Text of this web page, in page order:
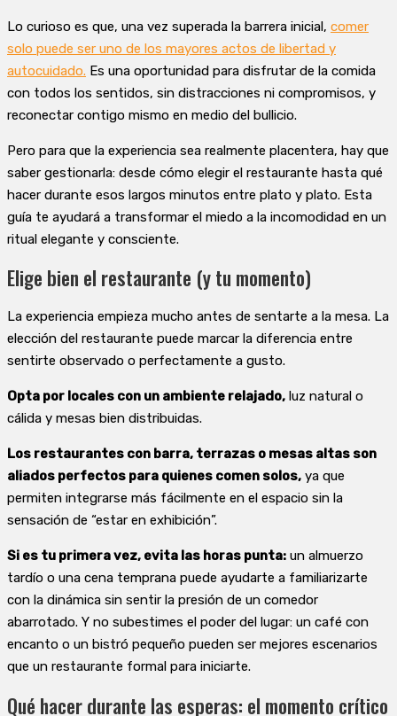
Lo curioso es que, una vez superada la barrera inicial, comer
solo puede ser uno de los mayores actos de libertad y
autocuidado. Es una oportunidad para disfrutar de la comida
con todos los sentidos, sin distracciones ni compromisos, y
reconectar contigo mismo en medio del bullicio.
Pero para que la experiencia sea realmente placentera, hay que
saber gestionarla: desde cómo elegir el restaurante hasta qué
hacer durante esos largos minutos entre plato y plato. Esta
guía te ayudará a transformar el miedo a la incomodidad en un
ritual elegante y consciente.
Elige bien el restaurante (y tu momento)
La experiencia empieza mucho antes de sentarte a la mesa. La
elección del restaurante puede marcar la diferencia entre
sentirte observado o perfectamente a gusto.
Opta por locales con un ambiente relajado, luz natural o
cálida y mesas bien distribuidas.
Los restaurantes con barra, terrazas o mesas altas son
aliados perfectos para quienes comen solos, ya que
permiten integrarse más fácilmente en el espacio sin la
sensación de “estar en exhibición”.
Si es tu primera vez, evita las horas punta: un almuerzo
tardío o una cena temprana puede ayudarte a familiarizarte
con la dinámica sin sentir la presión de un comedor
abarrotado. Y no subestimes el poder del lugar: un café con
encanto o un bistró pequeño pueden ser mejores escenarios
que un restaurante formal para iniciarte.
Qué hacer durante las esperas: el momento crítico